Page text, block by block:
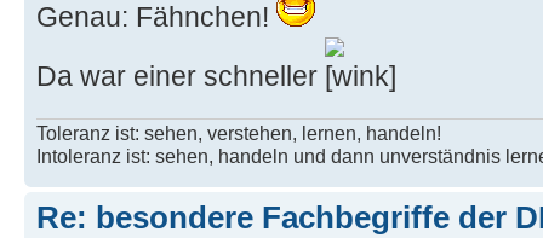
Genau: Fähnchen!
Da war einer schneller
Toleranz ist: sehen, verstehen, lernen, handeln!
Intoleranz ist: sehen, handeln und dann unverständnis
Re: besondere Fachbegriffe der